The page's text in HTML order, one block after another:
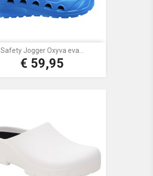
Safety Jogger Oxyva eva...
Prijs
€ 59,95